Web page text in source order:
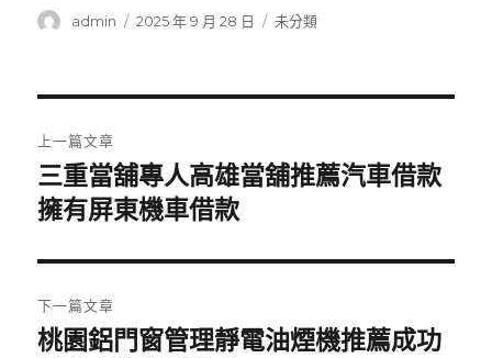
作
admin
發
2025 年 9 月 28 日
分
未分類
章
導
覽
上一篇文章
上
一
文
章:
三重當舖專人高雄當舖推薦汽車借款
擁有屏東機車借款
下一篇文章
下
桃園鋁門窗管理靜電油煙機推薦成功